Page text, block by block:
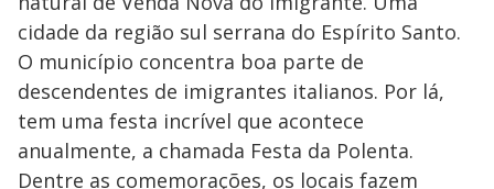
cidade da região sul serrana do Espírito Santo.
O município concentra boa parte de
descendentes de imigrantes italianos. Por lá,
tem uma festa incrível que acontece
anualmente, a chamada Festa da Polenta.
Dentre as comemorações, os locais fazem